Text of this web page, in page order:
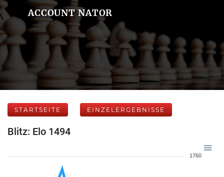
ACCOUNT NATOR
STARTSEITE EINZELERGEBNISSE
Blitz: Elo 1494
1760